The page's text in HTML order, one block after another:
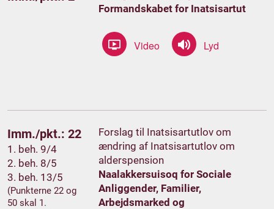
Formandskabet for Inatsisartut
Imm./pkt.: 22
1. beh. 9/4
2. beh. 8/5
3. beh. 13/5
(Punkterne 22 og
50 skal 1.
Forslag til Inatsisartutlov om
ændring af Inatsisartutlov om
alderspension
Naalakkersuisoq for Sociale
Anliggender, Familier,
Arbejdsmarked og